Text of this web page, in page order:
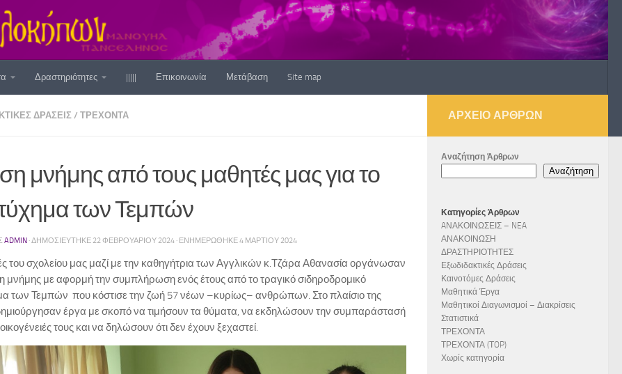
Δραστηριότητες ||||| Επικοινωνία Μετάβαση Site map
ΔΡΆΣΕΙΣ / ΤΡΕΧΟΝΤΑ
μνήμης από τους μαθητές μας για το
των Τεμπών
ADMIN · ΔΗΜΟΣΙΕΎΤΗΚΕ 22 ΦΕΒΡΟΥΑΡΊΟΥ 2024 · ΕΝΗΜΕΡΏΘΗΚΕ4 ΜΑΡΤΊΟΥ 2024
του σχολείου μας μαζί με την καθηγήτρια των Αγγλικών κ.Τζάρα Αθανασία οργάνωσαν
μνήμης με αφορμή την συμπλήρωση ενός έτους από το τραγικό σιδηροδρομικό
των Τεμπών που κόστισε την ζωή 57 νέων –κυρίως– ανθρώπων. Στο πλαίσιο της
έργα με σκοπό να τιμήσουν τα θύματα, να εκδηλώσουν την συμπαράστασή
τους και να δηλώσουν ότι δεν έχουν ξεχαστεί.
ΑΡΧΕΊΟ ΆΡΘΡΩΝ
Αναζήτηση Άρθρων
Αναζήτηση
Κατηγορίες Άρθρων
AΝΑΚΟΙΝΩΣΕΙΣ – NEA
ΑΝΑΚΟΙΝΩΣΗ
ΔΡΑΣΤΗΡΙΟΤΗΤΕΣ
Εξωδιδακτικές Δράσεις
Καινοτόμες Δράσεις
Μαθητικά Έργα
Μαθητικοί Διαγωνισμοί – Διακρίσεις
Στατιστικά
ΤΡΕΧΟΝΤΑ
ΤΡΕΧΟΝΤΑ (ΤOP)
Χωρίς κατηγορία